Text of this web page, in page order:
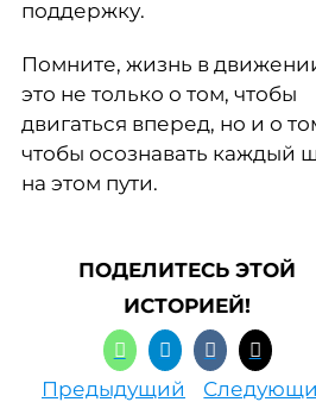
поддержку.
Помните, жизнь в
это не только о том, чтобы
двигаться вперед, но и о
чтобы осознавать каждый
на этом пути.
ПОДЕЛИТЕСЬ ЭТОЙ
ИСТОРИЕЙ!
Предыдущий